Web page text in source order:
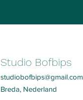
Studio Bofbips
studiobofbips@gmail.com
Breda, Nederland